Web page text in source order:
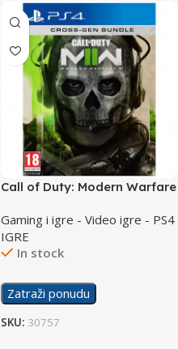
Call of Duty: Modern Warfare
Gaming i igre - Video igre - PS4
IGRE
In stock
Zatraži ponudu
SKU: 30757